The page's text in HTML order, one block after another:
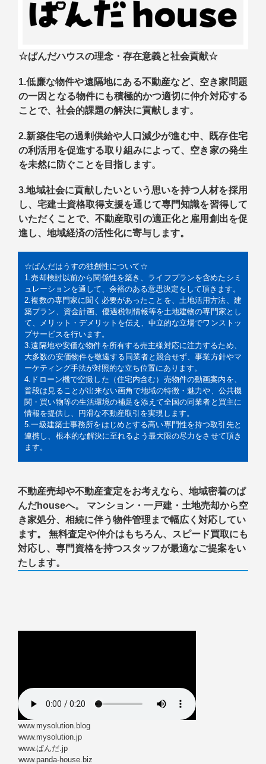
☆ぱんだハウスの理念・存在意義と社会貢献☆
1.低廉な物件や遠隔地にある不動産など、空き家問題
の一因となる物件にも積極的かつ適切に仲介対応する
ことで、社会的課題の解決に貢献します。
2.新築住宅の過剰供給や人口減少が進む中、既存住宅
の利活用を促進する取り組みによって、空き家の発生
を未然に防ぐことを目指します。
3.地域社会に貢献したいという思いを持つ人材を採用
し、宅建士資格取得支援を通じて専門知識を習得して
いただくことで、不動産取引の適正化と雇用創出を促
進し、地域経済の活性化に寄与します。
☆ぱんだはうすの独創性について☆
1.売却検討以前から関係性を築き、ライフプランを含めたシミ
ュレーションを通して、余裕のある意思決定をして頂きます。
2.複数の専門家に聞く必要があったことを、土地活用方法、建
築プラン、資金計画、優遇税制情報等を土地建物の専門家とし
て、メリット・デメリットを伝え、中立的な立場でワンストッ
プサービスを行います。
3.遠隔地や安価な物件を所有する売主様対応に注力するため、
大多数の安価物件を敬遠する同業者と競合せず、事業方針やマ
ーケティング手法が対照的な立ち位置にあります。
4.ドローン機で空撮した（住宅内含む）売物件の動画案内を、
普段は見ることが出来ない画角で地域の特徴・魅力や、公共機
関・買い物等の生活環境の補足を添えて全国の同業者と買主に
情報を提供し、円滑な不動産取引を実現します。
5.一級建築士事務所をはじめとする高い専門性を持つ取引先と
連携し、根本的な解決に至れるよう最大限の尽力をさせて頂き
ます。
不動産売却や不動産査定をお考えなら、地域密着のぱ
んだhouseへ。 マンション・一戸建・土地売却から空
き家処分、相続に伴う物件管理まで幅広く対応してい
ます。 無料査定や仲介はもちろん、スピード買取にも
対応し、専門資格を持つスタッフが最適なご提案をい
たします。
www.mysolution.blog
www.mysolution.jp
www.ぱんだ.jp
www.panda-house.biz